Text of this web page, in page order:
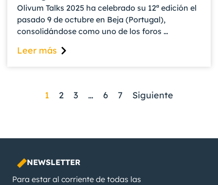
Olivum Talks 2025 ha celebrado su 12ª edición el
pasado 9 de octubre en Beja (Portugal),
consolidándose como uno de los foros …
Leer más
1 2 3 … 6 7 Siguiente
NEWSLETTER
Para estar al corriente de todas las